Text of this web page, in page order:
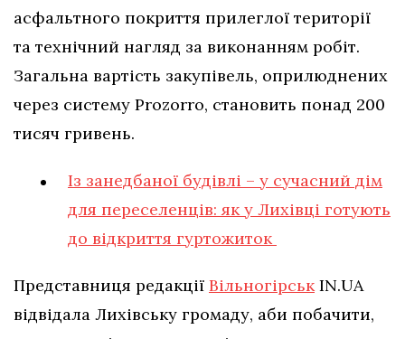
асфальтного покриття прилеглої території
та технічний нагляд за виконанням робіт.
Загальна вартість закупівель, оприлюднених
через систему Prozorro, становить понад 200
тисяч гривень.
Із занедбаної будівлі – у сучасний дім
для переселенців: як у Лихівці готують
до відкриття гуртожиток
Представниця редакції Вільногірськ IN.UA
відвідала Лихівську громаду, аби побачити,